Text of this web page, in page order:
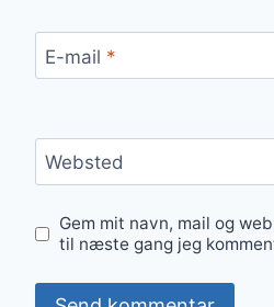
E-mail *
Websted
Gem mit navn, mail og
til næste gang jeg